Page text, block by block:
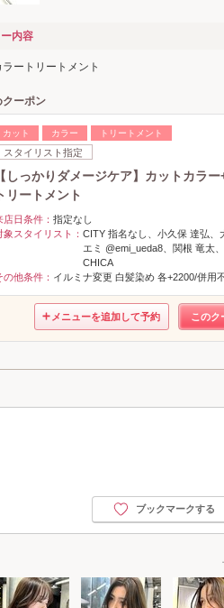
内容
ートリートメント
クーポン
カット カラー トリートメント
スタイリスト指定
【しっかりダメージケア】カットカラ
リートメント
店日条件： 指定なし
象スタイリスト： CITY 指名なし、小久保 達弘、
エミ @emi_ueda8、関根 竜太
CHICA
の他条件： イルミナ変更 白髪染め 各+2200/併用
メニューを追加して予約 このク
ブックマークする